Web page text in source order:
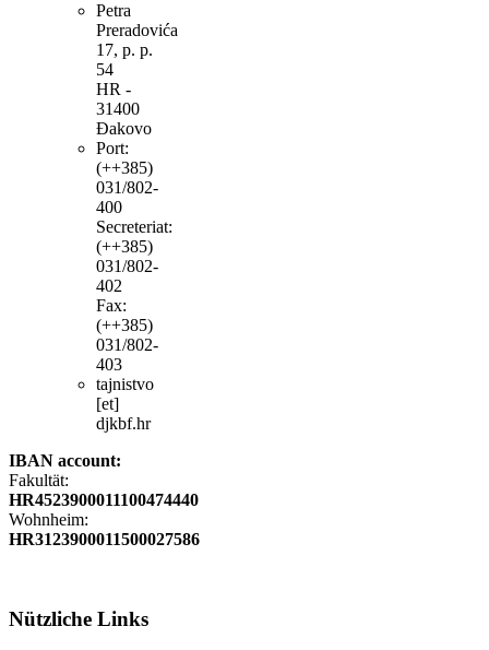
Petra
Preradovića
17, p. p.
54
HR -
31400
Đakovo
Port:
(++385)
031/802-
400
Secreteriat:
(++385)
031/802-
402
Fax:
(++385)
031/802-
403
tajnistvo
[et]
djkbf.hr
IBAN account:
Fakultät:
HR4523900011100474440
Wohnheim:
HR3123900011500027586
Nützliche Links